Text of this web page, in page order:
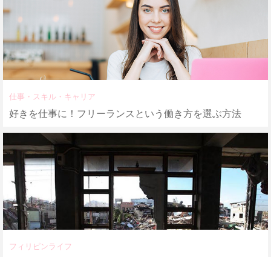
仕事・スキル・キャリア
好きを仕事に！フリーランスという働き方を選ぶ方法
フィリピンライフ